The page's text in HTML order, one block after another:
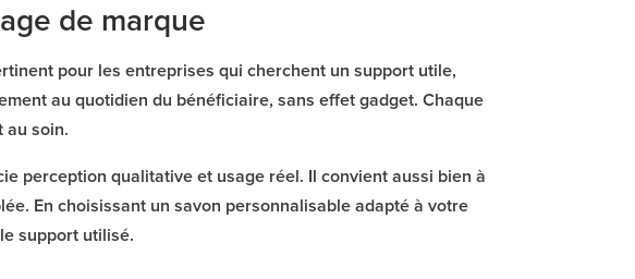
de marque
pour les entreprises qui cherchent un support utile,
au quotidien du bénéficiaire, sans effet gadget. Chaque
au soin.
perception qualitative et usage réel. Il convient aussi bien à
En choisissant un savon personnalisable adapté à votre
support utilisé.